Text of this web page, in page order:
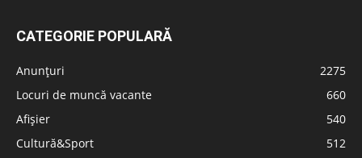
CATEGORIE POPULARĂ
Anunțuri
2275
Locuri de muncă vacante
660
Afișier
540
Cultură&Sport
512